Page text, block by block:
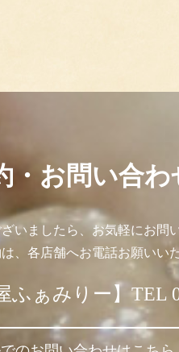
・お問い合わ
いましたら、お気軽にお問
、各店舗へお電話お願いい
ふぁみりー】TEL